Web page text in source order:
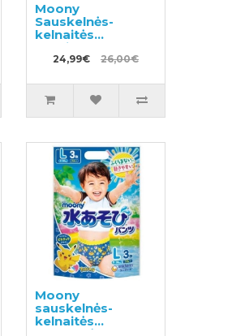
Moony
Sauskelnės-
kelnaitės
berniukams PXL
13-28kg 26vnt
24,99€ 26,00€
Moony
sauskelnės-
kelnaitės